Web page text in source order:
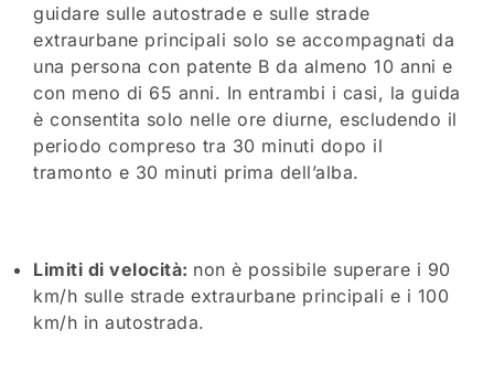
guidare sulle autostrade e sulle strade
extraurbane principali solo se accompagnati da
una persona con patente B da almeno 10 anni e
con meno di 65 anni. In entrambi i casi, la guida
è consentita solo nelle ore diurne, escludendo il
periodo compreso tra 30 minuti dopo il
tramonto e 30 minuti prima dell’alba.
Limiti di velocità: non è possibile superare i 90
km/h sulle strade extraurbane principali e i 100
km/h in autostrada.